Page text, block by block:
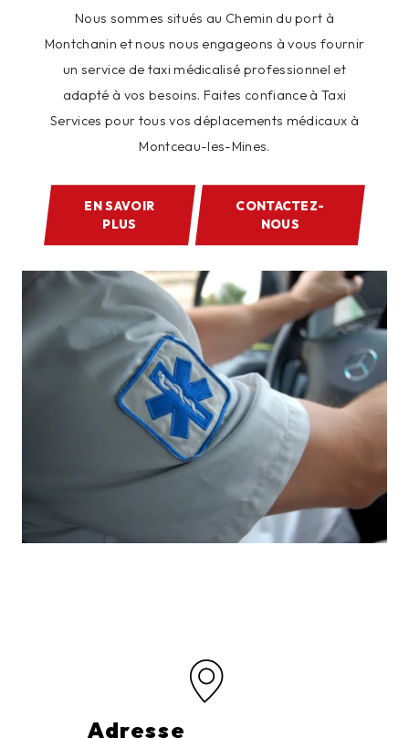
Nous sommes situés au Chemin du port à
Montchanin et nous nous engageons à vous fournir
un service de taxi médicalisé professionnel et
adapté à vos besoins. Faites confiance à Taxi
Services pour tous vos déplacements médicaux à
Montceau-les-Mines.
EN SAVOIR
PLUS
CONTACTEZ-
NOUS
Adresse